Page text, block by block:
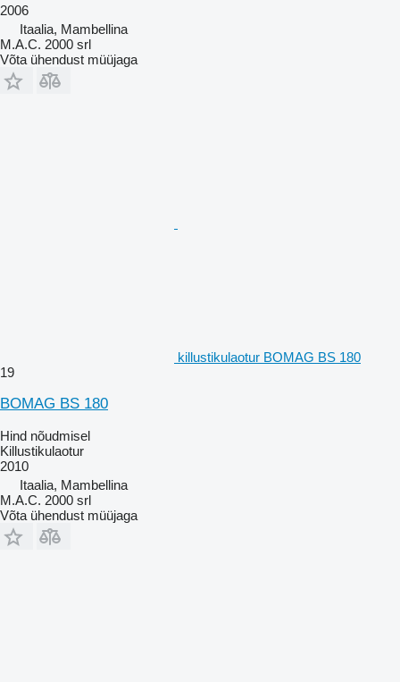
2006
Itaalia, Mambellina
M.A.C. 2000 srl
Võta ühendust müüjaga
killustikulaotur BOMAG BS 180
19
BOMAG BS 180
Hind nõudmisel
Killustikulaotur
2010
Itaalia, Mambellina
M.A.C. 2000 srl
Võta ühendust müüjaga